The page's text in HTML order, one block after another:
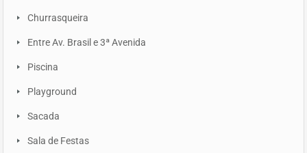
Churrasqueira
Entre Av. Brasil e 3ª Avenida
Piscina
Playground
Sacada
Sala de Festas